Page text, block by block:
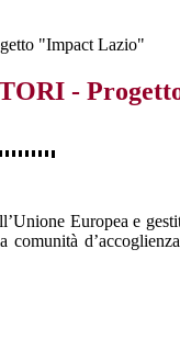
"Impact Lazio"
-
Europea e